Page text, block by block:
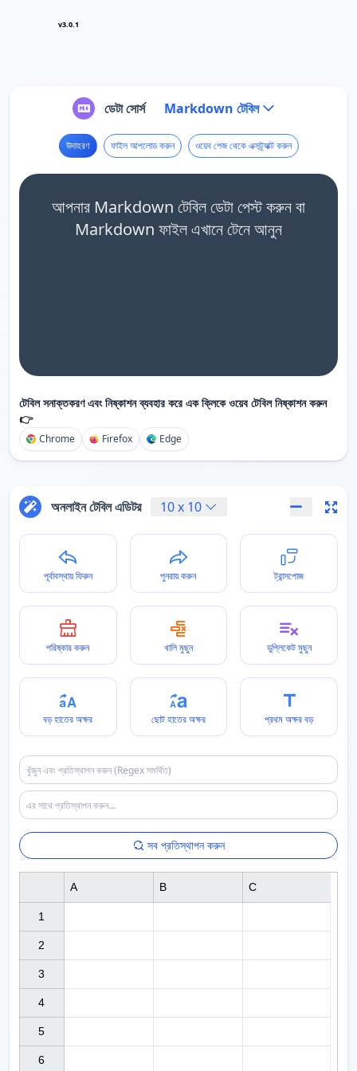
v3.0.1
ডেটা সোর্স Markdown টেবিল
উদাহরণ ফাইল আপলোড করুন ওয়েব পেজ থেকে এক্সট্র্যাক্ট করুন
আপনার Markdown টেবিল ডেটা পেস্ট করুন বা
Markdown ফাইল এখানে টেনে আনুন
টেবিল সনাক্তকরণ এবং নিষ্কাশন ব্যবহার করে এক ক্লিকে ওয়েব টেবিল নিষ্কাশন করুন
👉
Chrome Firefox Edge
অনলাইন টেবিল এডিটর 10x 10
পূর্বাবস্থায় ফিরুন পুনরায় করুন ট্রান্সপোজ
পরিষ্কার করুন খালি মুছুন ডুপ্লিকেট মুছুন
বড় হাতের অক্ষর ছোট হাতের অক্ষর প্রথম অক্ষর বড়
সব প্রতিস্থাপন করুন
1
2
3
4
5
6
A B C